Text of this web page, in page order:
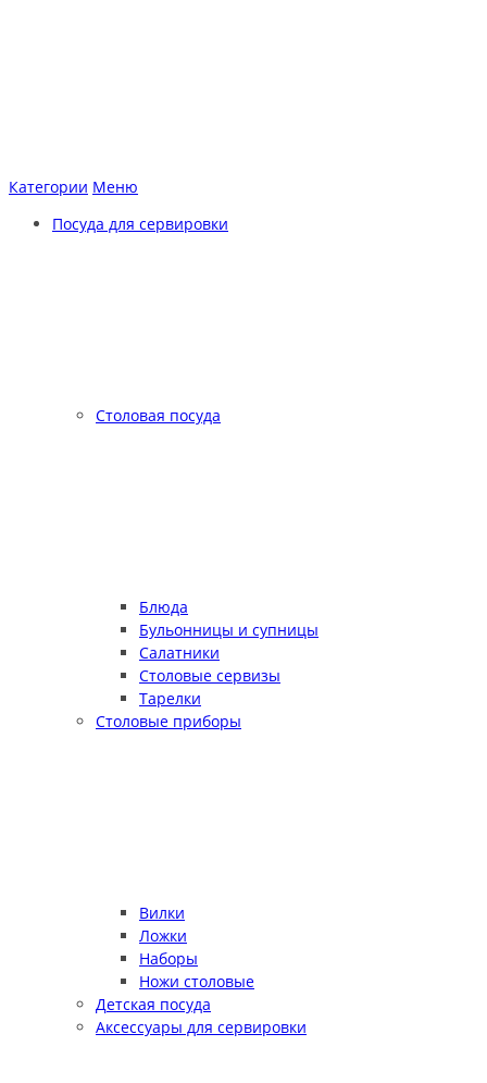
Категории Меню
Посуда для сервировки
Столовая посуда
Блюда
Бульонницы и супницы
Салатники
Столовые сервизы
Тарелки
Столовые приборы
Вилки
Ложки
Наборы
Ножи столовые
Детская посуда
Аксессуары для сервировки